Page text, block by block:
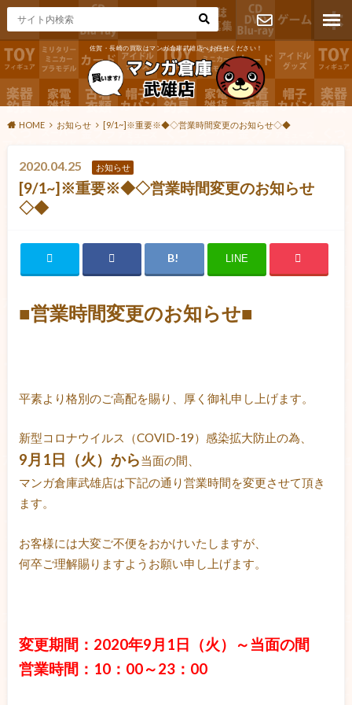
佐賀・長崎の買取はマンガ倉庫武雄店へお任せください！
お問い合わ
せ
HOME お知らせ [9/1~]※重要※◆◇営業時間変更のお知らせ◇◆
2020.04.25 お知らせ
[9/1~]※重要※◆◇営業時間変更のお知らせ
◇◆
LINE
■営業時間変更のお知らせ■
平素より格別のご高配を賜り、厚く御礼申し上げます。
新型コロナウイルス（COVID-19）感染拡大防止の為、
9月1日（火）から当面の間、
マンガ倉庫武雄店は下記の通り営業時間を変更させて頂き
ます。
お客様には大変ご不便をおかけいたしますが、
何卒ご理解賜りますようお願い申し上げます。
変更期間：2020年9月1 日（火）～当面の間
営業時間：10：00～23：00